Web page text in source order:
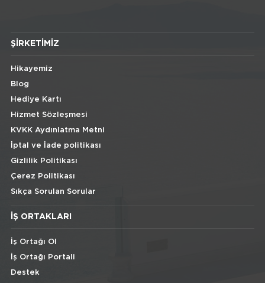
ŞIRKETIMIZ
Hikayemiz
Blog
Hediye Kartı
Hizmet Sözleşmesi
KVKK Aydınlatma Metni
İptal ve İade politikası
Gizlilik Politikası
Çerez Politikası
Sıkça Sorulan Sorular
İŞ ORTAKLARI
İş Ortağı Ol
İş Ortağı Portali
Destek